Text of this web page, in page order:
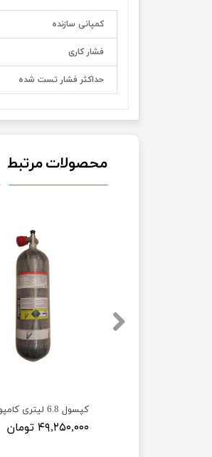
کمپانی سازنده
فشار کاری
حداکثر فشار تست شده
محصولات مرتبط
کپسول 6.8 لیتری کامپوزیت السیف شیر مانومتر دار
۴۹,۲۵۰,۰۰۰ تومان